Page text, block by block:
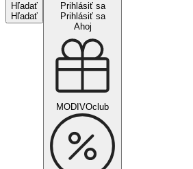
Hľadať
Hľadať
Prihlásiť sa
Prihlásiť sa
Ahoj
MODIVOclub